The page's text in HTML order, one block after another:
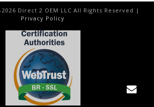
2026 Direct 2 OEM LLC All Rights Reserved |
Privacy Policy